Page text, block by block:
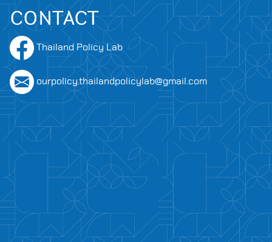
CONTACT
Thailand Policy Lab
ourpolicy.thailandpolicylab@gmail.com